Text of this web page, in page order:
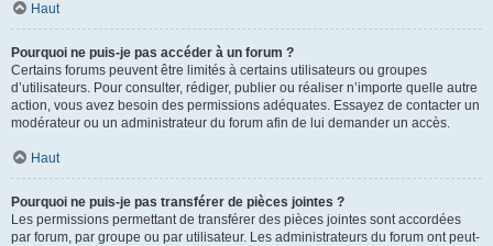
Haut
Pourquoi ne puis-je pas accéder à un forum ?
Certains forums peuvent être limités à certains utilisateurs ou groupes
d’utilisateurs. Pour consulter, rédiger, publier ou réaliser n’importe quelle autre
action, vous avez besoin des permissions adéquates. Essayez de contacter un
modérateur ou un administrateur du forum afin de lui demander un accès.
Haut
Pourquoi ne puis-je pas transférer de pièces jointes ?
Les permissions permettant de transférer des pièces jointes sont accordées
par forum, par groupe ou par utilisateur. Les administrateurs du forum ont peut-